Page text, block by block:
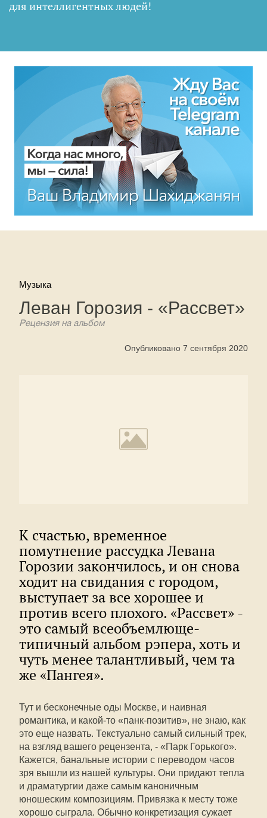
для интеллигентных людей!
Музыка
Леван Горозия - «Рассвет»
Рецензия на альбом
Опубликовано 7 сентября 2020
К счастью, временное
помутнение рассудка Левана
Горозии закончилось, и он снова
ходит на свидания с городом,
выступает за все хорошее и
против всего плохого. «Рассвет» -
это самый всеобъемлюще-
типичный альбом рэпера, хоть и
чуть менее талантливый, чем та
же «Пангея».
Тут и бесконечные оды Москве, и наивная
романтика, и какой-то «панк-позитив», не знаю, как
это еще назвать. Текстуально самый сильный трек,
на взгляд вашего рецензента, - «Парк Горького».
Кажется, банальные истории с переводом часов
зря вышли из нашей культуры. Они придают тепла
и драматургии даже самым каноничным
юношеским композициям. Привязка к месту тоже
хорошо сыграла. Обычно конкретизация сужает